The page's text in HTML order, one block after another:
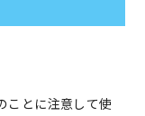
ことに注意して使